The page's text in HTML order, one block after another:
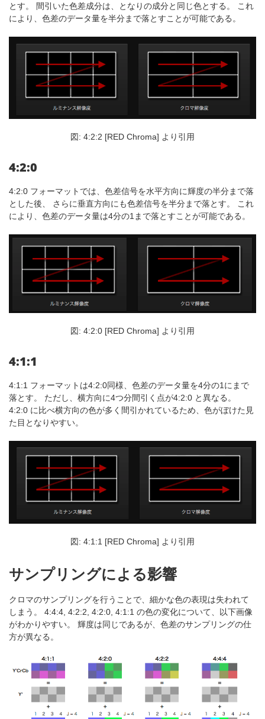
とす。 間引いた色差成分は、となりの成分と同じ色とする。 これ
により、色差のデータ量を半分まで落とすことが可能である。
図: 4:2:2 [RED Chroma] より引用
4:2:0
4:2:0 フォーマットでは、色差信号を水平方向に輝度の半分まで落
とした後、 さらに垂直方向にも色差信号を半分まで落とす。 これ
により、色差のデータ量は4分の1まで落とすことが可能である。
図: 4:2:0 [RED Chroma] より引用
4:1:1
4:1:1 フォーマットは4:2:0同様、色差のデータ量を4分の1にまで
落とす。 ただし、横方向に4つ分間引く点が4:2:0 と異なる。
4:2:0 に比べ横方向の色が多く間引かれているため、色がぼけた見
た目となりやすい。
図: 4:1:1 [RED Chroma] より引用
サンプリングによる影響
クロマのサンプリングを行うことで、細かな色の表現は失われて
しまう。 4:4:4, 4:2:2, 4:2:0, 4:1:1 の色の変化について、以下画像
がわかりやすい。 輝度は同じであるが、色差のサンプリングの仕
方が異なる。